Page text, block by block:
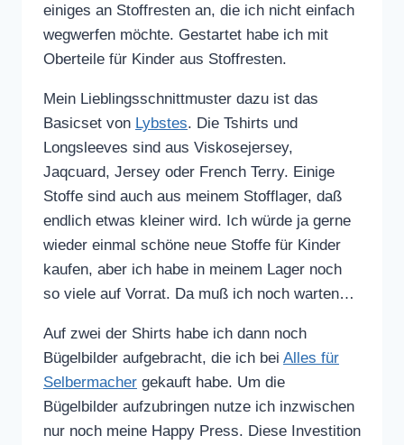
einiges an Stoffresten an, die ich nicht einfach
wegwerfen möchte. Gestartet habe ich mit
Oberteile für Kinder aus Stoffresten.
Mein Lieblingsschnittmuster dazu ist das
Basicset von Lybstes. Die Tshirts und
Longsleeves sind aus Viskosejersey,
Jaqcuard, Jersey oder French Terry. Einige
Stoffe sind auch aus meinem Stofflager, daß
endlich etwas kleiner wird. Ich würde ja gerne
wieder einmal schöne neue Stoffe für Kinder
kaufen, aber ich habe in meinem Lager noch
so viele auf Vorrat. Da muß ich noch warten…
Auf zwei der Shirts habe ich dann noch
Bügelbilder aufgebracht, die ich bei Alles für
Selbermacher gekauft habe. Um die
Bügelbilder aufzubringen nutze ich inzwischen
nur noch meine Happy Press. Diese Investition